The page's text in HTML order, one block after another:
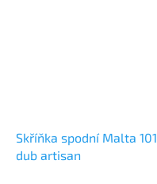
Skříňka spodní Malta 101
dub artisan